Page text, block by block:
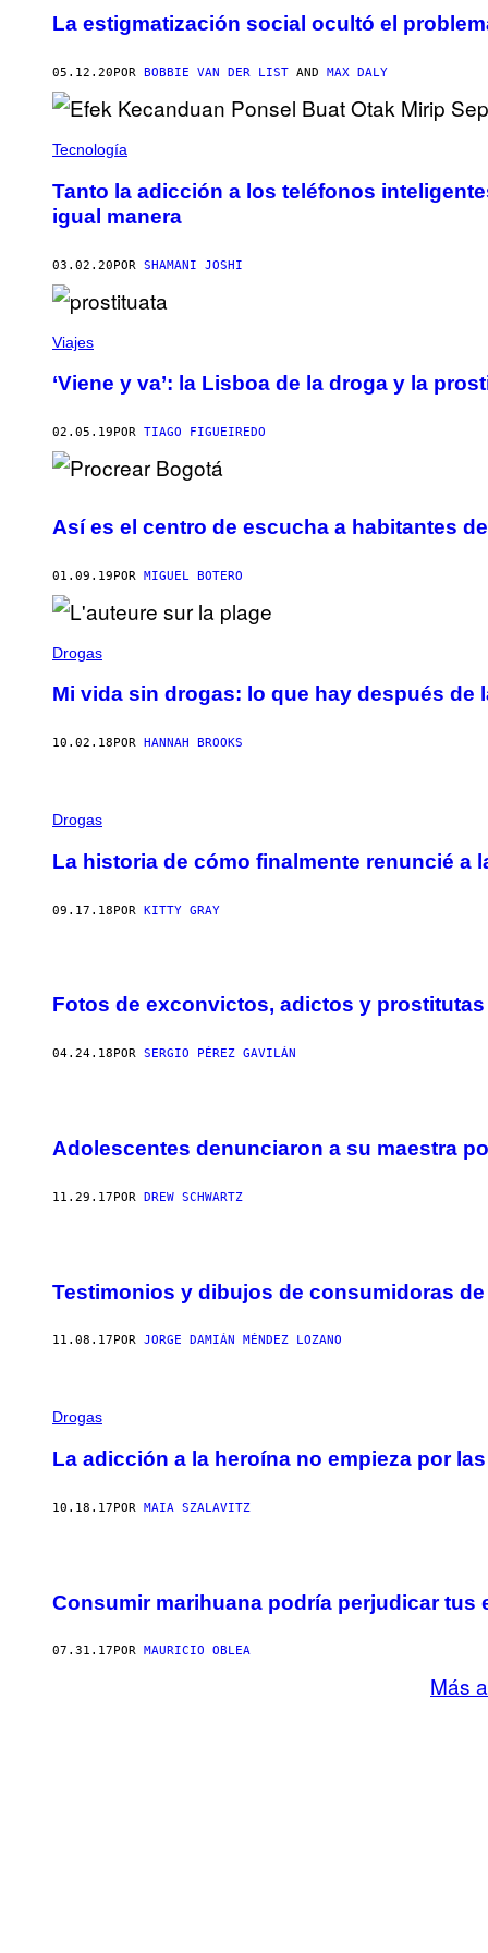
La estigmatización social ocultó el
05.12.20 POR BOBBIE VAN DER LIST AND MAX DALY
Tecnología
Tanto la adicción a los teléfonos
igual manera
03.02.20POR SHAMANI JOSHI
Viajes
‘Viene y va’: la Lisboa de la droga y la
02.05.19 POR TIAGO FIGUEIREDO
Así es el centro de escucha a habitantes
01.09.19POR MIGUEL BOTERO
Drogas
Mi vida sin drogas: lo que hay después de
10.02.18 POR HANNAH BROOKS
Drogas
La historia de cómo finalmente renuncié a
09.17.18POR KITTY GRAY
Fotos de exconvictos, adictos y
04.24.18 POR SERGIO PÉREZ GAVILÁN
Adolescentes denunciaron a su maestra
11.29.17POR DREW SCHWARTZ
Testimonios y dibujos de consumidoras
11.08.17 POR JORGE DAMIÁN MÉNDEZ LOZANO
Drogas
La adicción a la heroína no empieza por
10.18.17POR MAIA SZALAVITZ
Consumir marihuana podría perjudicar tus
07.31.17 POR MAURICIO OBLEA
Más